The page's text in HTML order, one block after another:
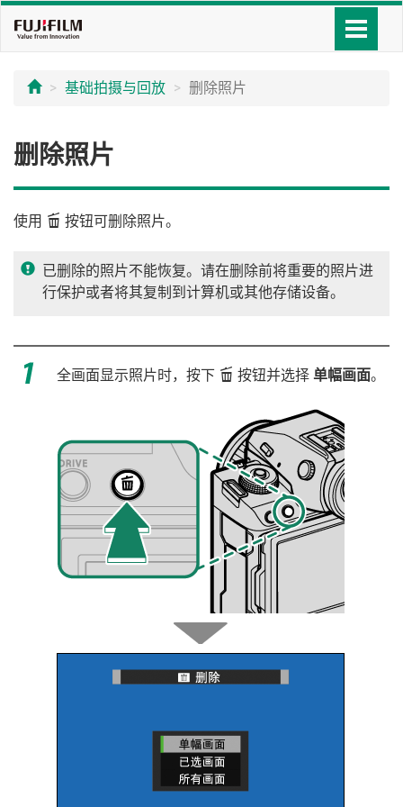
基础拍摄与回放 删除照片
删除照片
使用 b 按钮可删除照片。
已删除的照片不能恢复。请在删除前将重要的照片进
行保护或者将其复制到计算机或其他存储设备。
全画面显示照片时，按下 b 按钮并选择 单幅画面。